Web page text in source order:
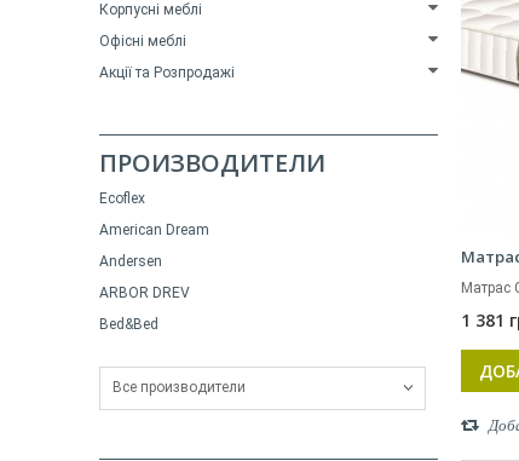
Корпусні меблі
Офісні меблі
Акції та Розпродажі
ПРОИЗВОДИТЕЛИ
Ecoflex
American Dream
Andersen
ARBOR DREV
Bed&Bed
Все производители
Матрас
1 381